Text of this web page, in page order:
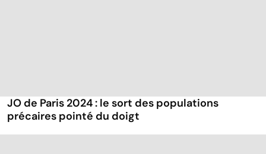
JO de Paris 2024 : le sort des populations
précaires pointé du doigt